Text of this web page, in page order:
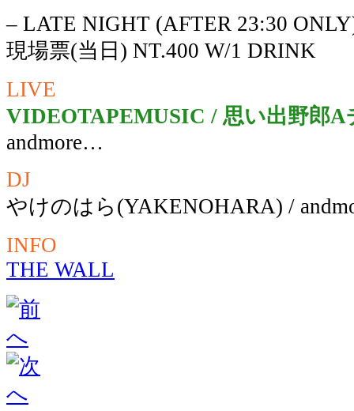
– LATE NIGHT (AFTER 23:30
現場票(当日) NT.400 W/1 DRINK
LIVE
VIDEOTAPEMUSIC / 思い出野郎A
andmore…
DJ
やけのはら(YAKENOHARA) /
INFO
THE WALL